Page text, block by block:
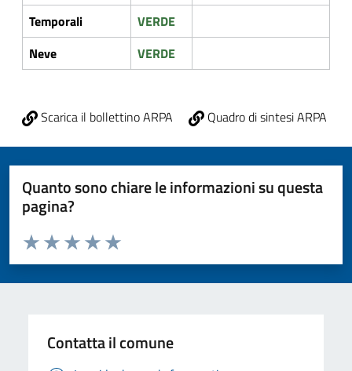
Temporali
VERDE
Neve
VERDE
Scarica il bollettino ARPA Quadro di sintesi ARPA
Quanto sono chiare le informazioni su questa
pagina?
Valuta da 1 a 5 stelle la pagina
Valuta 5 stelle su 5
Valuta 4 stelle su 5
Valuta 3 stelle su 5
Valuta 2 stelle su 5
Valuta 1 stelle su 5
Contatta il comune